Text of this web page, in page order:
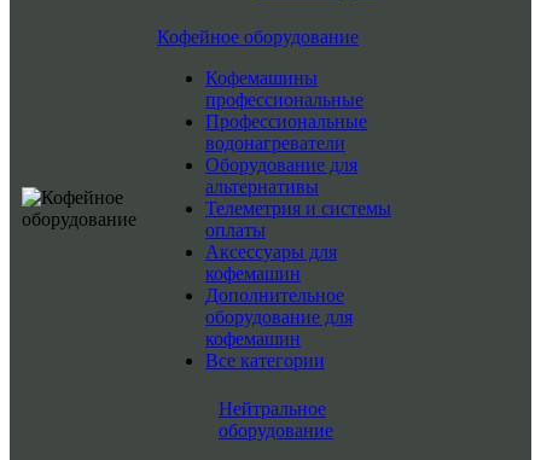
Кофейное оборудование
Кофемашины
профессиональные
Профессиональные
водонагреватели
Оборудование для
альтернативы
Телеметрия и системы
оплаты
Аксессуары для
кофемашин
Дополнительное
оборудование для
кофемашин
Все категории
Нейтральное
оборудование